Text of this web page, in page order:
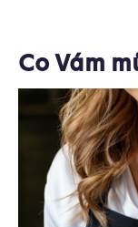
Co Vám